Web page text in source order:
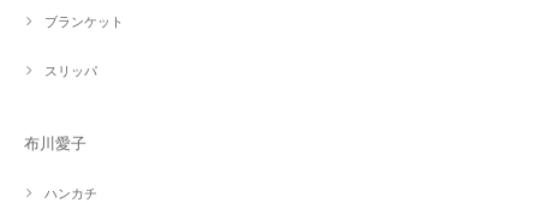
ブランケット
スリッパ
布川愛子
ハンカチ